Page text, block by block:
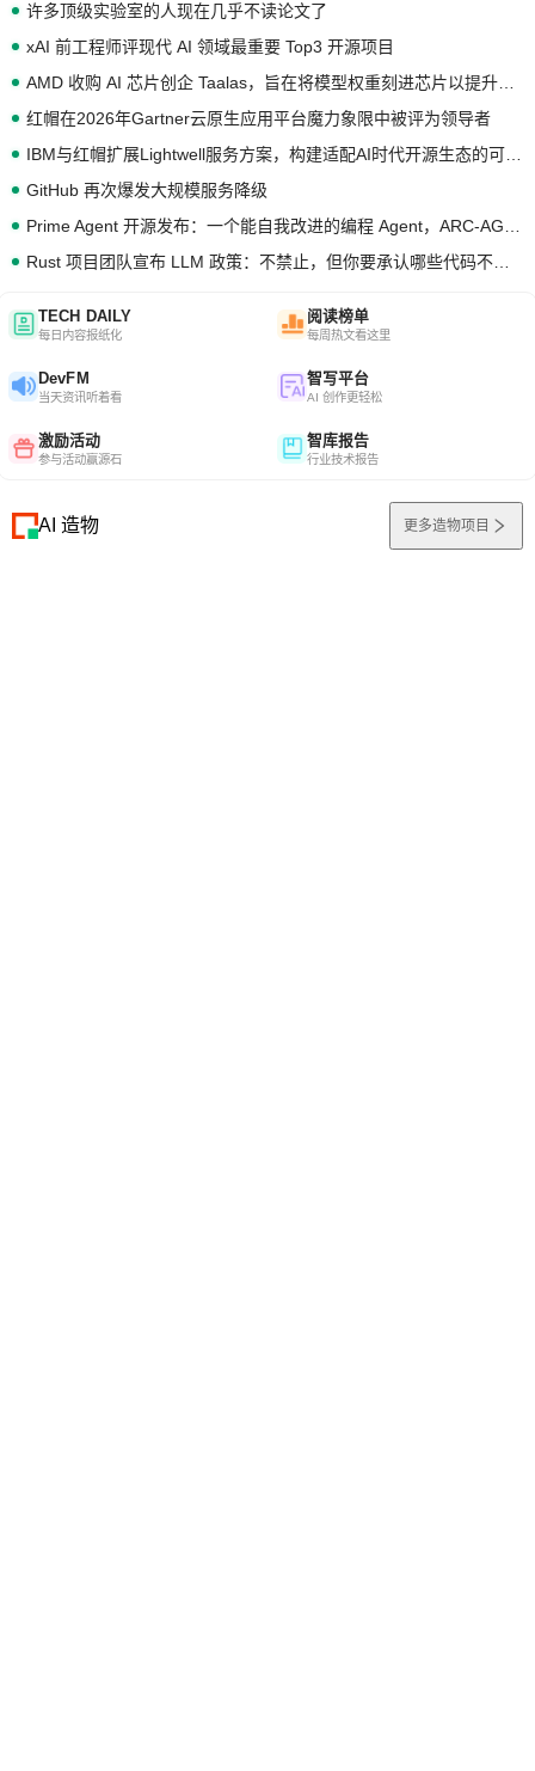
许多顶级实验室的人现在几乎不读论文了
xAI 前工程师评现代 AI 领域最重要 Top3 开源项目
红帽在2026年Gartner云原生应用平台魔力象限中被评为领导者
GitHub 再次爆发大规模服务降级
TECH DAILY
每日内容报纸化
阅读榜单
每周热文看这里
DevFM
当天资讯听着看
智写平台
AI 创作更轻松
激励活动
参与活动赢源石
智库报告
行业技术报告
AI 造物 更多造物项目